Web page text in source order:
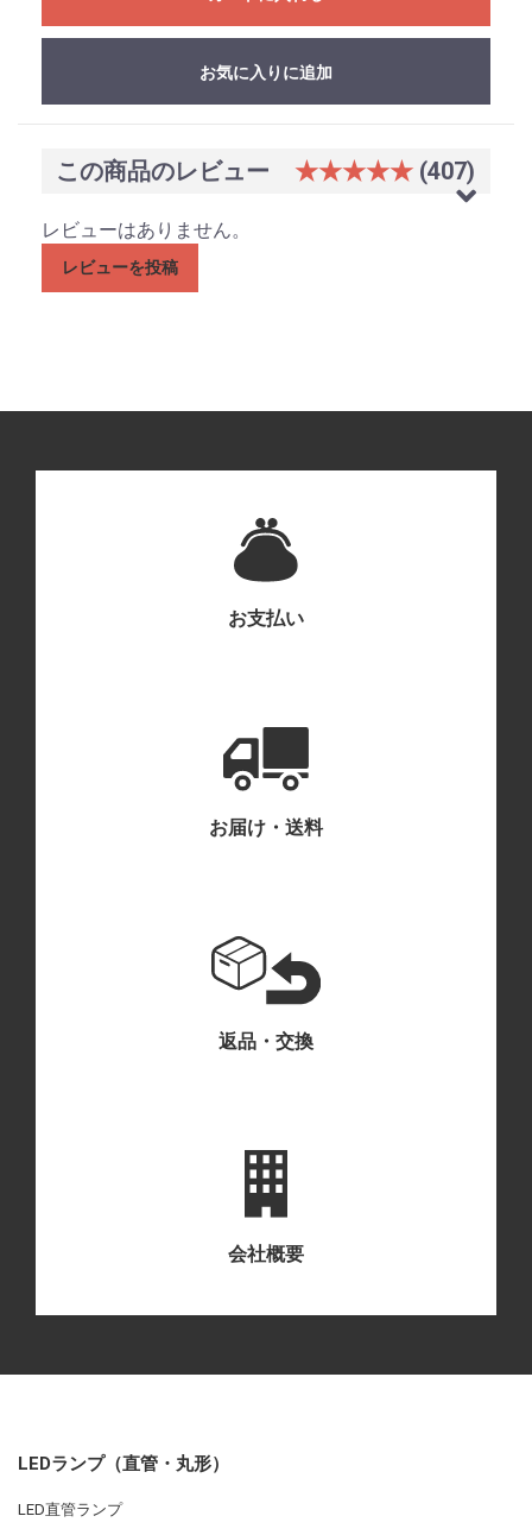
カートへ進む
お気に入りに追加
この商品のレビュー ★★★★★ (407)
レビューはありません。
レビューを投稿
お支払い
お届け・送料
返品・交換
会社概要
LEDランプ（直管・丸形）
LED直管ランプ